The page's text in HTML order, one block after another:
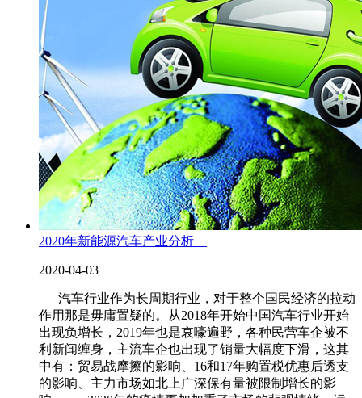
2020年新能源汽车产业分析
2020-04-03
汽车行业作为长周期行业，对于整个国民经济的拉动
作用那是毋庸置疑的。从2018年开始中国汽车行业开始
出现负增长，2019年也是哀嚎遍野，各种民营车企被不
利新闻缠身，主流车企也出现了销量大幅度下滑，这其
中有：贸易战摩擦的影响、16和17年购置税优惠后透支
的影响、主力市场如北上广深保有量被限制增长的影